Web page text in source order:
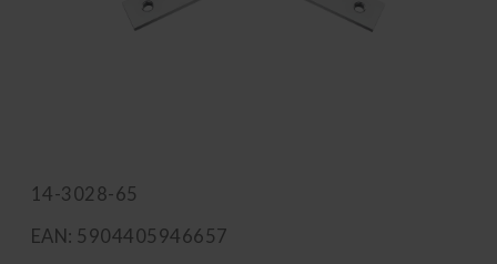
14-3028-65
EAN: 5904405946657